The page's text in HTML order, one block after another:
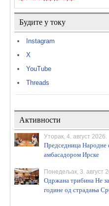
Будите у току
Instagram
X
YouTube
Threads
Активности
Уторак, 4. август 2026.
Председница Народне
амбасадором Ирске
Понедељак, 3. август
Одржана трибина Не
године од страдања